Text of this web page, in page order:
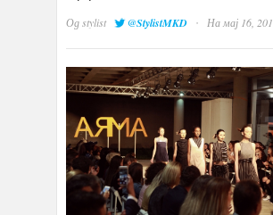
Одstylist @StylistMKD · На мај 16,